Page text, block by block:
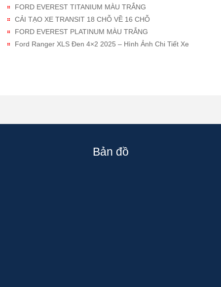
FORD EVEREST TITANIUM MÀU TRẮNG
CẢI TẠO XE TRANSIT 18 CHỖ VỀ 16 CHỖ
FORD EVEREST PLATINUM MÀU TRẮNG
Ford Ranger XLS Đen 4×2 2025 – Hình Ảnh Chi Tiết Xe
Bản đồ